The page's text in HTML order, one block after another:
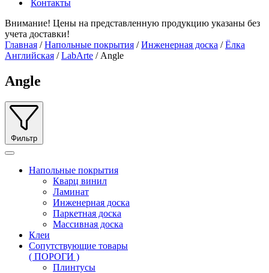
Контакты
Внимание! Цены на представленную продукцию указаны без
учета доставки!
Главная /Напольные покрытия /Инженерная доска /Ёлка
Английская /LabArte / Angle
Angle
Фильтр
Напольные покрытия
Кварц винил
Ламинат
Инженерная доска
Паркетная доска
Массивная доска
Клеи
Сопутствующие товары
( ПОРОГИ )
Плинтусы